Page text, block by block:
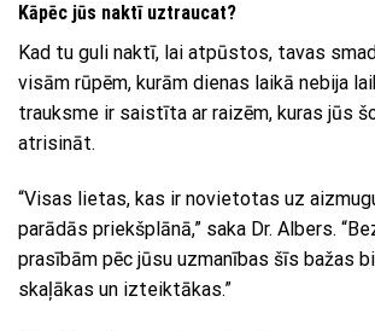
Kāpēc jūs naktī uztraucat?
Kad tu guli naktī, lai atpūstos, tavas
visām rūpēm, kurām dienas laikā nebija
trauksme ir saistīta ar raizēm, kuras jūs
atrisināt.
“Visas lietas, kas ir novietotas uz
parādās priekšplānā,” saka Dr. Albers.
prasībām pēc jūsu uzmanības šīs bažas
skaļākas un izteiktākas.”